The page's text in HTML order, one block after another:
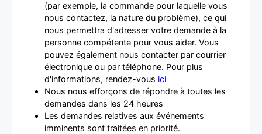
(par exemple, la commande pour laquelle vous
nous contactez, la nature du problème), ce qui
nous permettra d'adresser votre demande à la
personne compétente pour vous aider. Vous
pouvez également nous contacter par courrier
électronique ou par téléphone. Pour plus
d'informations, rendez-vous ici
Nous nous efforçons de répondre à toutes les
demandes dans les 24 heures
Les demandes relatives aux événements
imminents sont traitées en priorité.